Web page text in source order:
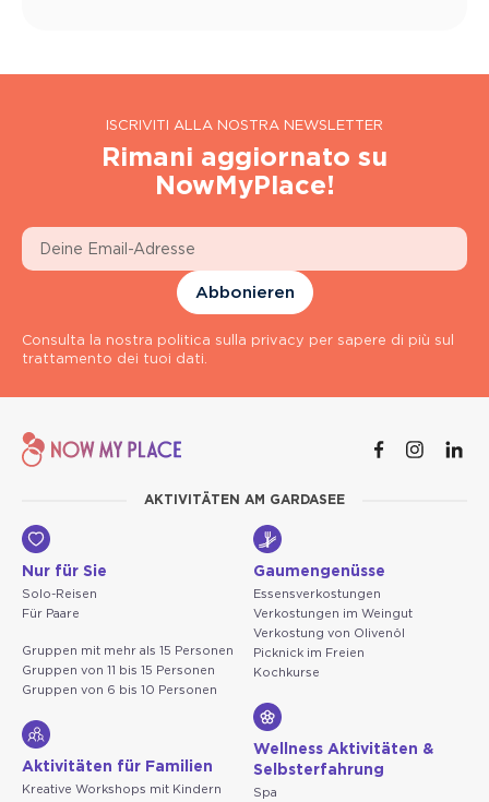
ISCRIVITI ALLA NOSTRA NEWSLETTER
Rimani aggiornato su
NowMyPlace!
Abbonieren
Consulta la nostra politica sulla privacy per sapere di più sul
trattamento dei tuoi dati.
AKTIVITÄTEN AM GARDASEE
Nur für Sie
Solo-Reisen
Für Paare
Gruppen mit mehr als 15 Personen
Gruppen von 11 bis 15 Personen
Gruppen von 6 bis 10 Personen
Aktivitäten für Familien
Kreative Workshops mit Kindern
Gaumengenüsse
Essensverkostungen
Verkostungen im Weingut
Verkostung von Olivenöl
Picknick im Freien
Kochkurse
Wellness Aktivitäten &
Selbsterfahrung
Spa